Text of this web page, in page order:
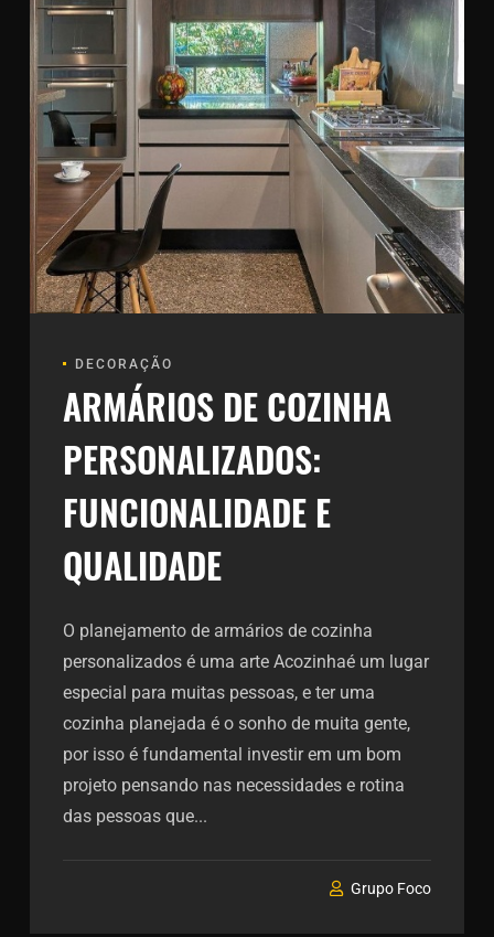
DECORAÇÃO
ARMÁRIOS DE COZINHA
PERSONALIZADOS:
FUNCIONALIDADE E
QUALIDADE
O planejamento de armários de cozinha
personalizados é uma arte Acozinhaé um lugar
especial para muitas pessoas, e ter uma
cozinha planejada é o sonho de muita gente,
por isso é fundamental investir em um bom
projeto pensando nas necessidades e rotina
das pessoas que...
Grupo Foco